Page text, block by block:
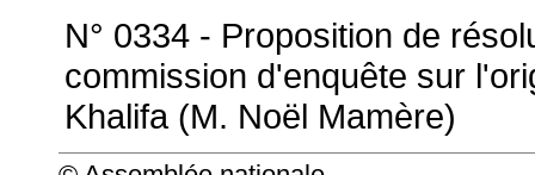
N° 0334 - Proposition de
commission d'enquête sur
Khalifa (M. Noël Mamère)